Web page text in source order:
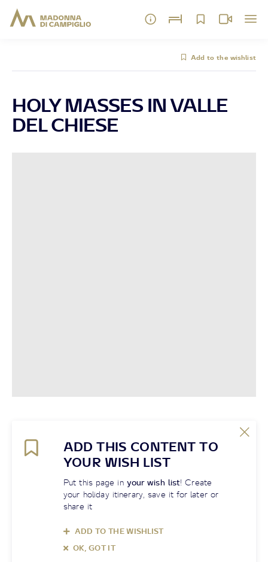
Add to the wishlist
HOLY MASSES IN VALLE
DEL CHIESE
ADD THIS CONTENT TO
YOUR WISH LIST
Put this page in your wish list! Create
your holiday itinerary, save it for later or
share it
ADD TO THE WISHLIST
OK, GOT IT